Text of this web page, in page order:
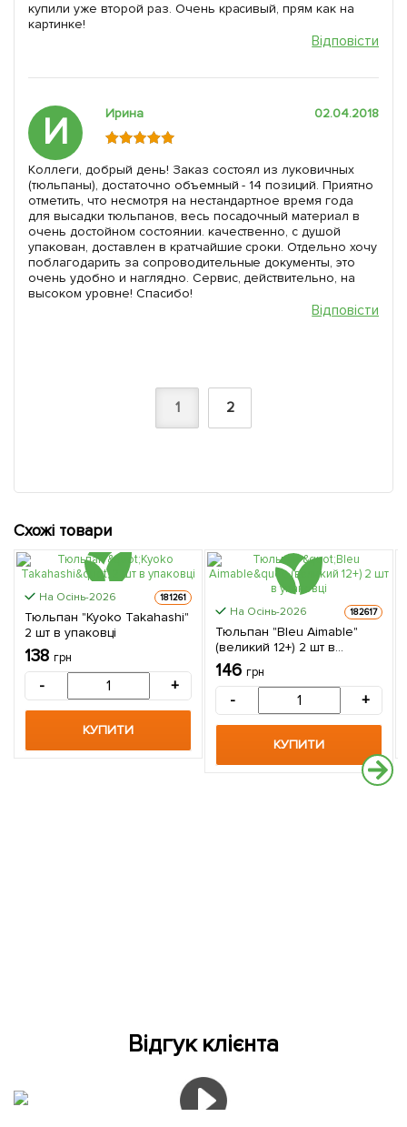
купили уже второй раз. Очень красивый, прям как на
картинке!
Відповісти
И Ирина 02.04.2018
Коллеги, добрый день! Заказ состоял из луковичных
(тюльпаны), достаточно объемный - 14 позиций. Приятно
отметить, что несмотря на нестандартное время года
для высадки тюльпанов, весь посадочный материал в
очень достойном состоянии. качественно, с душой
упакован, доставлен в кратчайшие сроки. Отдельно хочу
поблагодарить за сопроводительные документы, это
очень удобно и наглядно. Сервис, действительно, на
высоком уровне! Спасибо!
Відповісти
1 2
Схожі товари
На Осінь-2026 181261
Тюльпан "Kyoko Takahashi"
2 шт в упаковці
138 грн
- +
КУПИТИ
На Осінь-2026 182617
Тюльпан "Bleu Aimable"
(великий 12+) 2 шт в
упаковці
146 грн
- +
КУПИТИ
Відгук клієнта